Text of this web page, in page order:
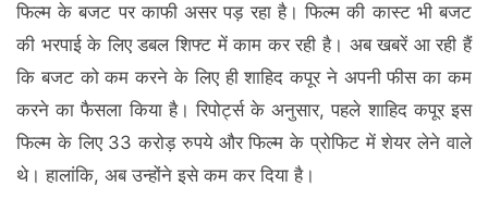
फिल्म के बजट पर काफी असर पड़ रहा है। फिल्म की कास्ट भी बजट
की भरपाई के लिए डबल शिफ्ट में काम कर रही है। अब खबरें आ रही हैं
कि बजट को कम करने के लिए ही शाहिद कपूर ने अपनी फीस का कम
करने का फैसला किया है। रिपोर्ट्स के अनुसार, पहले शाहिद कपूर इस
फिल्म के लिए 33 करोड़ रुपये और फिल्म के प्रोफिट में शेयर लेने वाले
थे। हालांकि, अब उन्होंने इसे कम कर दिया है।